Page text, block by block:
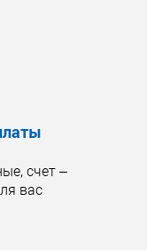
счет –
вас